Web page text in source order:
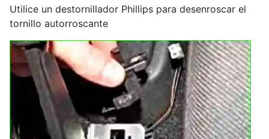
Utilice un destornillador Phillips para desenroscar el
tornillo autorroscante